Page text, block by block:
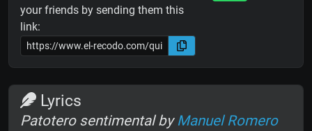
your friends by sending them this
link:
Lyrics
Patotero sentimental byManuel Romero